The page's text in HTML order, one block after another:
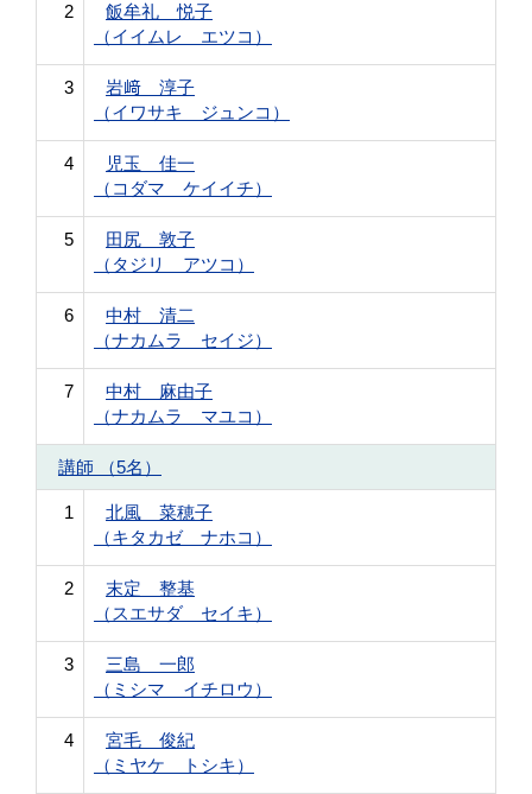
2
飯牟礼 悦子
（イイムレ エツコ）
3
岩﨑 淳子
（イワサキ ジュンコ）
4
児玉 佳一
（コダマ ケイイチ）
5
田尻 敦子
（タジリ アツコ）
6
中村 清二
（ナカムラ セイジ）
7
中村 麻由子
（ナカムラ マユコ）
講師 （5名）
1
北風 菜穂子
（キタカゼ ナホコ）
2
末定 整基
（スエサダ セイキ）
3
三島 一郎
（ミシマ イチロウ）
4
宮毛 俊紀
（ミヤケ トシキ）